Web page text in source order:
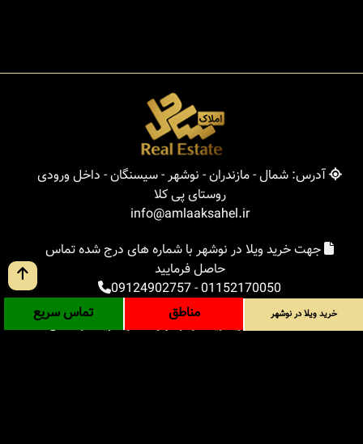
آدرس: شمال - مازندران - نوشهر - سیسنگان - داخل ورودی
روستای پی کلا
info@amlaaksahel.ir
جهت خرید ویلا در نوشهر با شماره های درج شده تماس
حاصل فرمایید
01152170050
-
09124902757
املاک ساحل
خرید ویلا در نوشهر
خرید ویلا در شمال
خرید ویلا در نوشهر مناطق تماس سریع